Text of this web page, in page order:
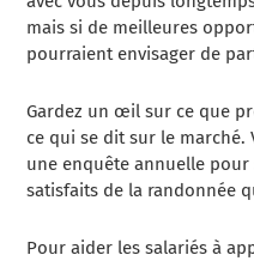
mais si de meilleures
pourraient envisager de
Gardez un œil sur ce que
ce qui se dit sur le marché.
une enquête annuelle
satisfaits de la randonnée
Pour aider les salariés à